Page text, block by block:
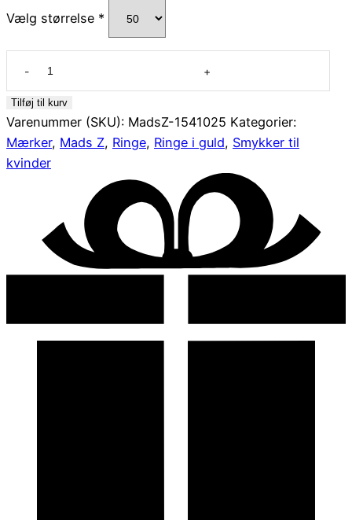
Vælg størrelse *
'Poetry
Twist'
14
kt
Tilføj til kurv
Varenummer (SKU): MadsZ-1541025 Kategorier:
Mærker, Mads Z, Ringe, Ringe i guld, Smykker til
kvinder